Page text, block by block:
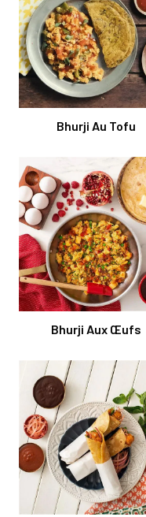
Bhurji Au Tofu
Bhurji Aux Œufs